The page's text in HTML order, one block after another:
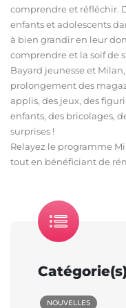
comprendre et réfléchir.
enfants et adolescents
à bien grandir en leur
comprendre et la soif de
Bayard jeunesse et
prolongement des
applis, des jeux, des
enfants, des bricolages,
surprises !
Relayez le programme
tout en bénéficiant de
NOUVELLES